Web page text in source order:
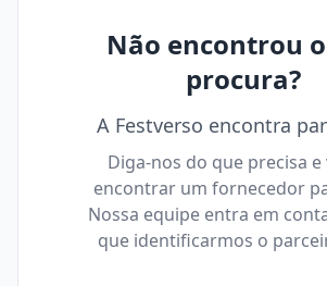
Máximo
Não encontrou
procura?
A Festverso encontra
Diga-nos do que precisa e
encontrar um fornecedor
Nossa equipe entra em
que identificarmos o